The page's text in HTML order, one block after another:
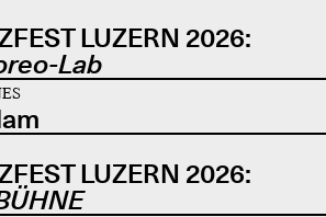
LUZERN 2026:
Lab
LUZERN 2026: